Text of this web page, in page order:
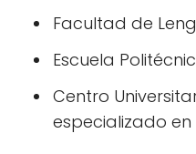
Facultad de
Escuela
Centro
especializado